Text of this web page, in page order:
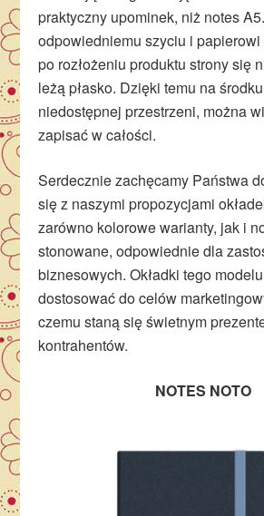
praktyczny upominek, niż notes
odpowiedniemu szyciu i
po rozłożeniu produktu strony się
leżą płasko. Dzięki temu na
niedostępnej przestrzeni, można
zapisać w całości.
Serdecznie zachęcamy Państwa
się z naszymi propozycjami
zarówno kolorowe warianty, jak i
stonowane, odpowiednie dla
biznesowych. Okładki tego
dostosować do celów
czemu staną się świetnym
kontrahentów.
NOTES NOTO